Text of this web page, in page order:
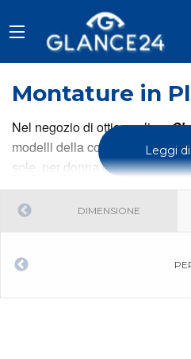
Montature in
Nel negozio di ottica online,
modelli della collezione
sole, per donna e uomo.
Leggi
DIMENSIONE